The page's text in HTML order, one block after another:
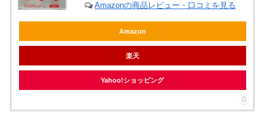
Amazonの商品レビュー・口コミを見る
Amazon
楽天
Yahoo!ショッピング